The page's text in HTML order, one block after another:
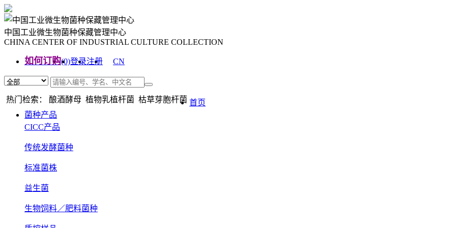
中国工业微生物菌种保藏管理中心
CHINA CENTER OF INDUSTRIAL CULTURE COLLECTION
如何订购(0)登录注册
CN
热门检索： 酿酒酵母 植物乳植杆菌 枯草芽胞杆菌 首页
菌种产品
CICC产品
传统发酵菌种
标准菌株
益生菌
生物饲料／肥料菌种